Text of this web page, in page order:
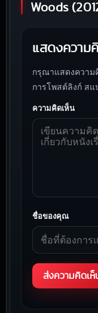
Woods
แสดงความ
กรุณาแสดงความ
การโพสต์ลิงก์ ส
ความคิดเห็น
ชื่อของคุณ